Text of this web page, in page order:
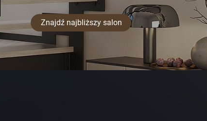
Znajdź najbliższy salon